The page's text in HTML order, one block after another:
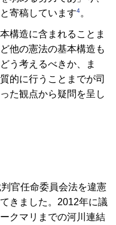
寄稿しています4。
構造に含まれることま
他の憲法の基本構造も
う考えるべきか、ま
的に行うことまでが司
た観点から疑問を呈し
官任命委員会法を違憲
きました。2012年に議
クマリまでの河川連結